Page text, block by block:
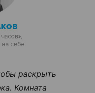
раскрыть
Комната